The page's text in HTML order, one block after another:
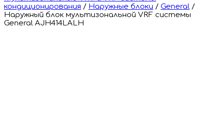
кондиционирования / Наружные блоки / General /
Наружный блок мультизональной VRF системы
General AJH414LALH